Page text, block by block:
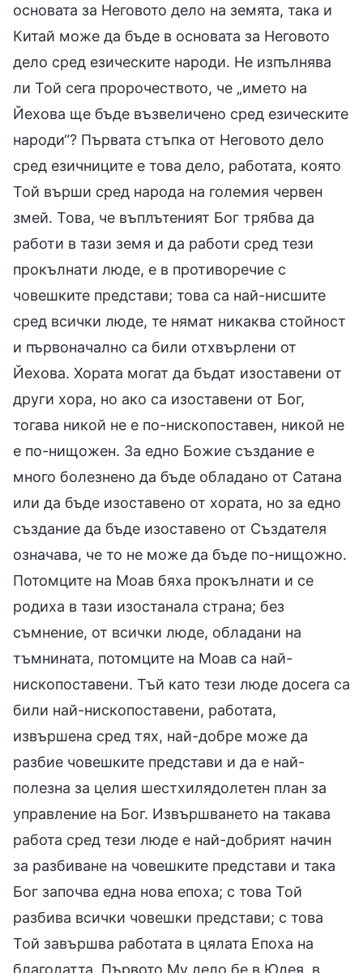
основата за Неговото дело на земята, така и
Китай може да бъде в основата за Неговото
дело сред езическите народи. Не изпълнява
ли Той сега пророчеството, че „името на
Йехова ще бъде възвеличено сред езическите
народи“? Първата стъпка от Неговото дело
сред езичниците е това дело, работата, която
Той върши сред народа на големия червен
змей. Това, че въплътеният Бог трябва да
работи в тази земя и да работи сред тези
прокълнати люде, е в противоречие с
човешките представи; това са най-нисшите
сред всички люде, те нямат никаква стойност
и първоначално са били отхвърлени от
Йехова. Хората могат да бъдат изоставени от
други хора, но ако са изоставени от Бог,
тогава никой не е по-нископоставен, никой не
е по-нищожен. За едно Божие създание е
много болезнено да бъде обладано от Сатана
или да бъде изоставено от хората, но за едно
създание да бъде изоставено от Създателя
означава, че то не може да бъде по-нищожно.
Потомците на Моав бяха прокълнати и се
родиха в тази изостанала страна; без
съмнение, от всички люде, обладани на
тъмнината, потомците на Моав са най-
нископоставени. Тъй като тези люде досега са
били най-нископоставени, работата,
извършена сред тях, най-добре може да
разбие човешките представи и да е най-
полезна за целия шестхилядолетен план за
управление на Бог. Извършването на такава
работа сред тези люде е най-добрият начин
за разбиване на човешките представи и така
Бог започва една нова епоха; с това Той
разбива всички човешки представи; с това
Той завършва работата в цялата Епоха на
благодатта. Първото Му дело бе в Юдея, в